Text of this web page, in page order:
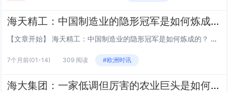
海天精工：中国制造业的隐形冠军是如何炼成的？
【文章开始】 海天精工：中国制造业的隐形冠军是如何炼成的？ 你有没有想过，你开的汽车、坐的高铁，甚至我们日常用的手机，它们的零部件是怎么被精准地制造出来的？背后其实离不开一类看似不起眼、却至关重要的机器——高端数控机床。而在这个领域，有一...
7个月前(01-14) 309 阅读 #欧洲时讯
海大集团：一家低调但厉害的农业巨头是如何炼成的？